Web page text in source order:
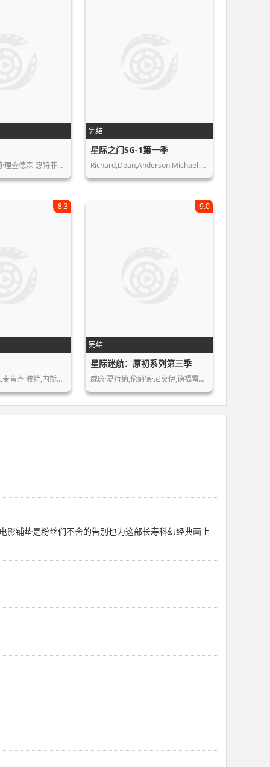
科林·费格森,莎莉·理查德森-惠特菲尔…
完结
星际之门SG-1第一季
Richard,Dean,Anderson,Michael,Shanks…
8.3
艾瑞克·麦柯马克,麦肯齐·波特,内斯塔…
完结
9.0
星际迷航：原初系列第三季
威廉·夏特纳,伦纳德·尼莫伊,德福雷斯…
铺垫是粉丝们不舍的告别也为这部长寿科幻经典画上